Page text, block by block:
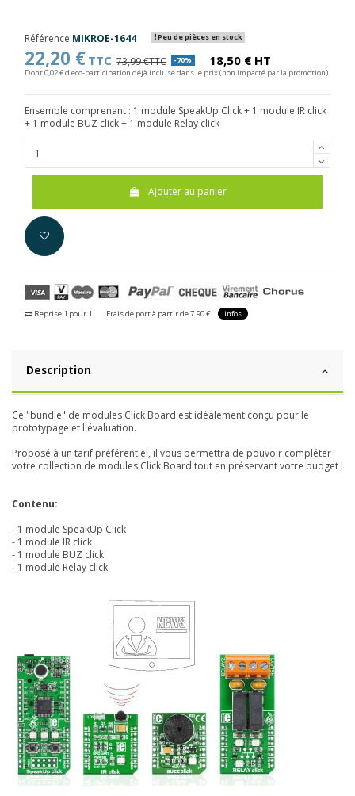
Référence MIKROE-1644 Peu de pièces en stock
22,20 € TTC 73,99 €TTC -70% 18,50 € HT
Dont 0,02 € d'eco-participation déjà incluse dans le prix (non impacté par la promotion)
Ensemble comprenant : 1 module SpeakUp Click + 1 module IR click
+ 1 module BUZ click + 1 module Relay click
Ajouter au panier
Reprise 1 pour 1 Frais de port à partir de 7.90 € infos
Description
Ce "bundle" de modules Click Board est idéalement conçu pour le
prototypage et l'évaluation.
Proposé à un tarif préférentiel, il vous permettra de pouvoir compléter
votre collection de modules Click Board tout en préservant votre budget !
Contenu:
- 1 module SpeakUp Click
- 1 module IR click
- 1 module BUZ click
- 1 module Relay click